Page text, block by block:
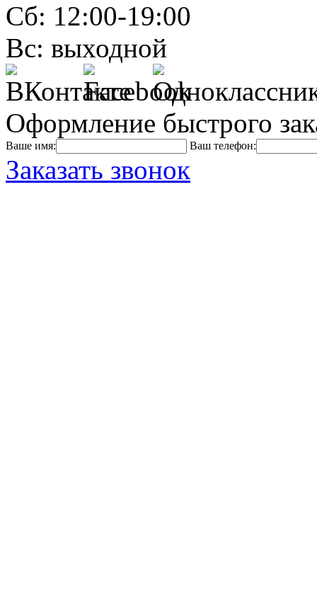
Сб: 12:00-19:00
Вс: выходной
Оформление быстрого
Ваше имя: Ваш телефон:
Заказать звонок